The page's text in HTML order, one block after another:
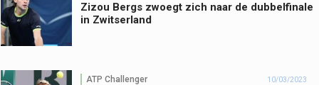
Zizou Bergs zwoegt zich naar de dubbelfinale
in Zwitserland
ATP Challenger 10/03/2023